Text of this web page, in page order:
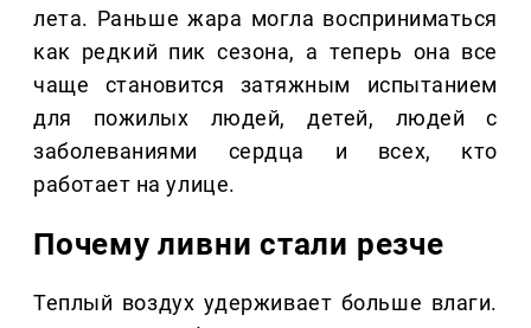
лета. Раньше жара могла восприниматься
как редкий пик сезона, а теперь она все
чаще становится затяжным испытанием
для пожилых людей, детей, людей с
заболеваниями сердца и всех, кто
работает на улице.
Почему ливни стали резче
Теплый воздух удерживает больше влаги.